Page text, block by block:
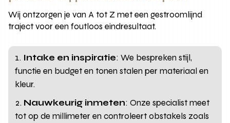
Wij ontzorgen je van A tot Z met een gestroomlijnd
traject voor een foutloos eindresultaat.
Intake en inspiratie: We bespreken stijl,
functie en budget en tonen stalen per materiaal en
kleur.
Nauwkeurig inmeten: Onze specialist meet
tot op de millimeter en controleert obstakels zoals